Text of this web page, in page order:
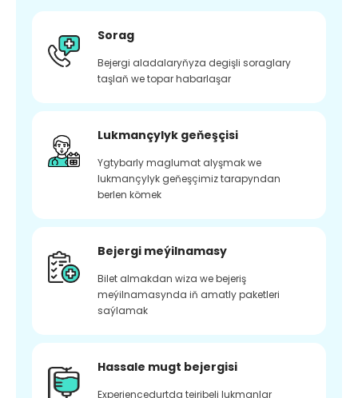
Sorag
Bejergi aladalaryňyza degişli soraglary
taşlaň we topar habarlaşar
Lukmançylyk geňeşçisi
Ygtybarly maglumat alyşmak we
lukmançylyk geňeşçimiz tarapyndan
berlen kömek
Bejergi meýilnamasy
Bilet almakdan wiza we bejeriş
meýilnamasynda iň amatly paketleri
saýlamak
Hassale mugt bejergisi
Experiencedurtda tejribeli lukmanlar